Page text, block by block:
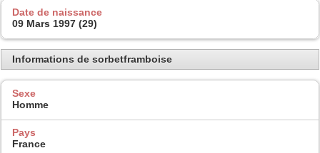
Date de naissance
09 Mars 1997 (29)
Informations de sorbetframboise
Sexe
Homme
Pays
France